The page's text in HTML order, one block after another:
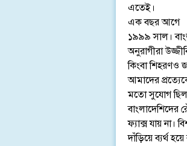
এতেই।
এক বছর আগে
১৯৯৯ সাল।
অনুরাগীরা
কিংবা শিহরণও
আমাদের
মতো সুযোগ ছিল
বাংলাদেশিদের
ফ্যাক্স যায় না।
দাঁড়িয়ে ব্যর্থ